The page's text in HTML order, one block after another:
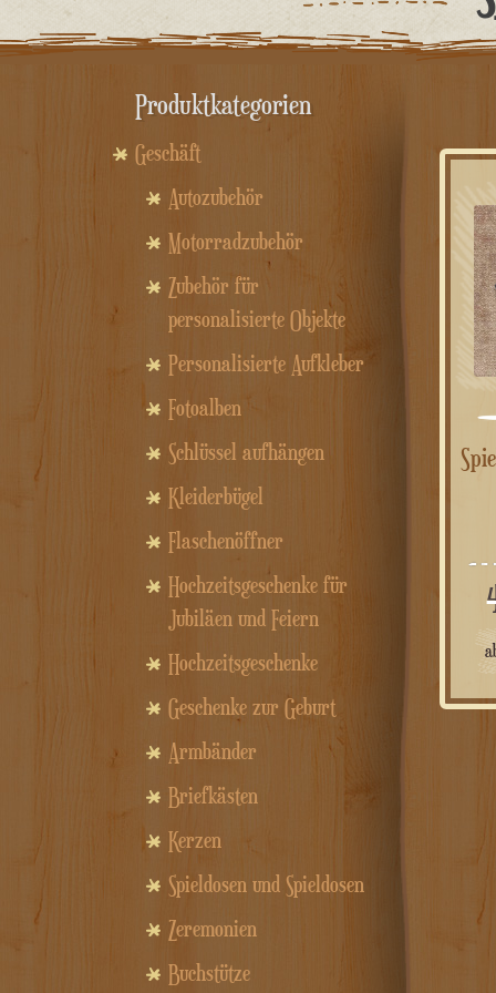
Spieluhr mit aufnehmbarer
Produktkategorien
Geschäft
Autozubehör
Motorradzubehör
Zubehör für
personalisierte Objekte
Personalisierte Aufkleber
Fotoalben
Schlüssel aufhängen
Kleiderbügel
Flaschenöffner
Hochzeitsgeschenke für
Jubiläen und Feiern
Hochzeitsgeschenke
Geschenke zur Geburt
Armbänder
Briefkästen
Kerzen
Spieldosen und Spieldosen
Zeremonien
Buchstütze